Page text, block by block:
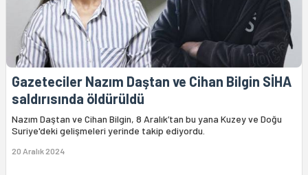
Gazeteciler Nazım Daştan ve Cihan Bilgin SİHA
saldırısında öldürüldü
Nazım Daştan ve Cihan Bilgin, 8 Aralık’tan bu yana Kuzey ve Doğu
Suriye'deki gelişmeleri yerinde takip ediyordu.
20 Aralık 2024